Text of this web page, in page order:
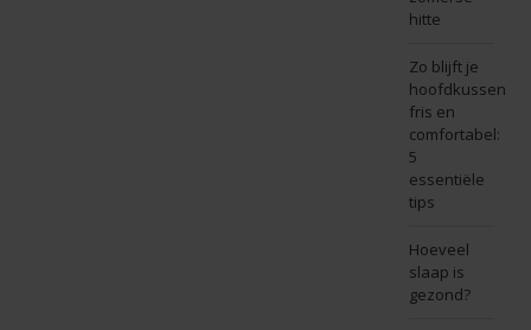
hitte
Zo blijft je
hoofdkussen
fris en
comfortabel:
5
essentiële
tips
Hoeveel
slaap is
gezond?